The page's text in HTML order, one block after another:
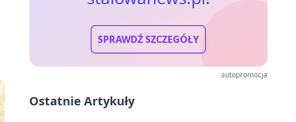
SPRAWDŹ SZCZEGÓŁY
autopromocja
Ostatnie Artykuły